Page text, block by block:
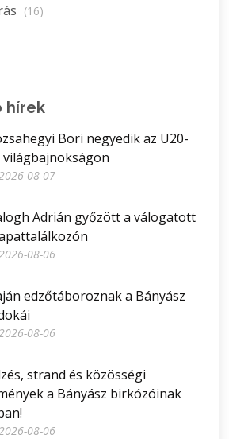
(16)
hírek
Bori negyedik az U20-
világbajnokságon
2026-08-07
Adrián győzött a válogatott
2026-08-06
edzőtáboroznak a Bányász
2026-08-06
strand és közösségi
a Bányász birkózóinak
2026-08-06